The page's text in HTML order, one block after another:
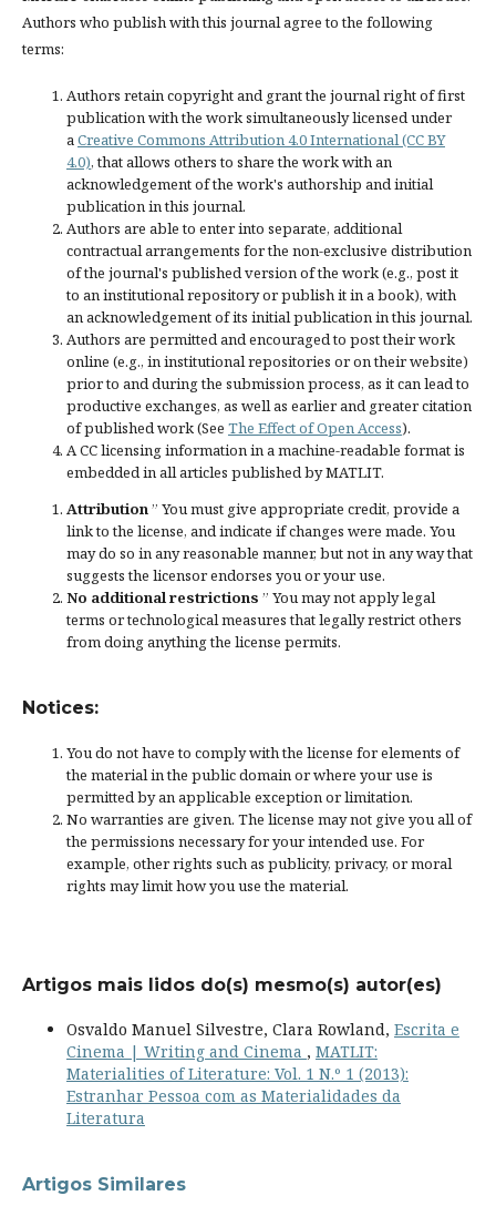
Authors who publish with this journal agree to the following
terms:
Authors retain copyright and grant the journal right of first
publication with the work simultaneously licensed under
aCreative Commons Attribution 4.0 International (CC BY
4.0), that allows others to share the work with an
acknowledgement of the work's authorship and initial
publication in this journal.
Authors are able to enter into separate, additional
contractual arrangements for the non-exclusive distribution
of the journal's published version of the work (e.g., post it
to an institutional repository or publish it in a book), with
an acknowledgement of its initial publication in this journal.
Authors are permitted and encouraged to post their work
online (e.g., in institutional repositories or on their website)
prior to and during the submission process, as it can lead to
productive exchanges, as well as earlier and greater citation
of published work (See The Effect of Open Access).
A CC licensing information in a machine-readable format is
embedded in all articles published by MATLIT.
Attribution” You must give appropriate credit, provide a
link to the license, andindicate if changes were made. You
may do so in any reasonable manner, but not in any way that
suggests the licensor endorses you or your use.
No additional restrictions ” You may not apply legal
terms ortechnological measuresthat legally restrict others
from doing anything the license permits.
Notices:
You do not have to comply with the license for elements of
the material in the public domain or where your use is
permitted by an applicable exception or limitation.
No warranties are given. The license may not give you all of
the permissions necessary for your intended use. For
example, other rights such as publicity, privacy, or moral
rights may limit how you use the material.
Artigos mais lidos do(s) mesmo(s) autor(es)
Osvaldo Manuel Silvestre, Clara Rowland, Escrita e
Cinema | Writing and Cinema , MATLIT:
Materialities of Literature: Vol. 1 N.º 1 (2013):
Estranhar Pessoa com as Materialidades da
Literatura
Artigos Similares